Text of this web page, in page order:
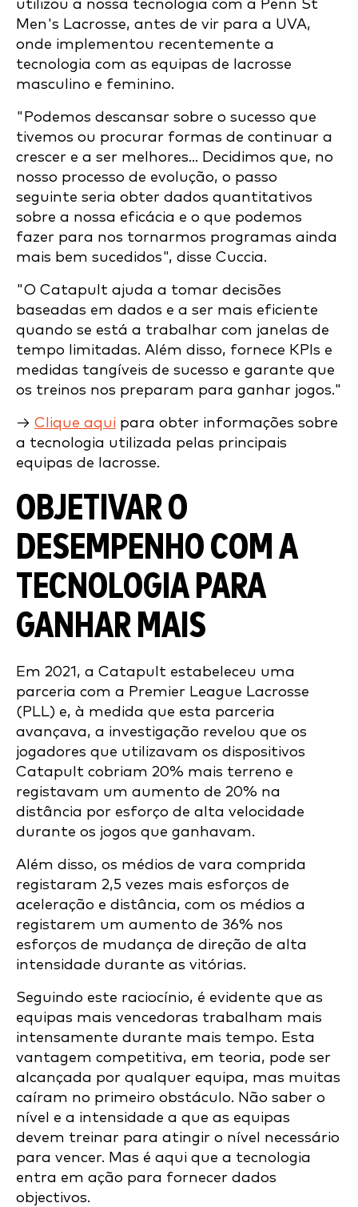
utilizou a nossa tecnologia com a Penn St
Men's Lacrosse, antes de vir para a UVA,
onde implementou recentemente a
tecnologia com as equipas de lacrosse
masculino e feminino.
"Podemos descansar sobre o sucesso que
tivemos ou procurar formas de continuar a
crescer e a ser melhores... Decidimos que, no
nosso processo de evolução, o passo
seguinte seria obter dados quantitativos
sobre a nossa eficácia e o que podemos
fazer para nos tornarmos programas ainda
mais bem sucedidos", disse Cuccia.
"O Catapult ajuda a tomar decisões
baseadas em dados e a ser mais eficiente
quando se está a trabalhar com janelas de
tempo limitadas. Além disso, fornece KPIs e
medidas tangíveis de sucesso e garante que
os treinos nos preparam para ganhar jogos."
→ Clique aqui para obter informações sobre
a tecnologia utilizada pelas principais
equipas de lacrosse.
OBJETIVAR O
DESEMPENHO COM A
TECNOLOGIA PARA
GANHAR MAIS
Em 2021, a Catapult estabeleceu uma
parceria com a Premier League Lacrosse
(PLL) e, à medida que esta parceria
avançava, a investigação revelou que os
jogadores que utilizavam os dispositivos
Catapult cobriam 20% mais terreno e
registavam um aumento de 20% na
distância por esforço de alta velocidade
durante os jogos que ganhavam.
Além disso, os médios de vara comprida
registaram 2,5 vezes mais esforços de
aceleração e distância, com os médios a
registarem um aumento de 36% nos
esforços de mudança de direção de alta
intensidade durante as vitórias.
Seguindo este raciocínio, é evidente que as
equipas mais vencedoras trabalham mais
intensamente durante mais tempo. Esta
vantagem competitiva, em teoria, pode ser
alcançada por qualquer equipa, mas muitas
caíram no primeiro obstáculo. Não saber o
nível e a intensidade a que as equipas
devem treinar para atingir o nível necessário
para vencer. Mas é aqui que a tecnologia
entra em ação para fornecer dados
objectivos.